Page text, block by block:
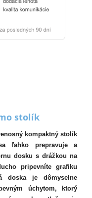
stolík
kompaktný stolík
ľahko prepravuje a
dosku s drážkou na
pripevníte grafiku
doska je dômyselne
úchytom, ktorý